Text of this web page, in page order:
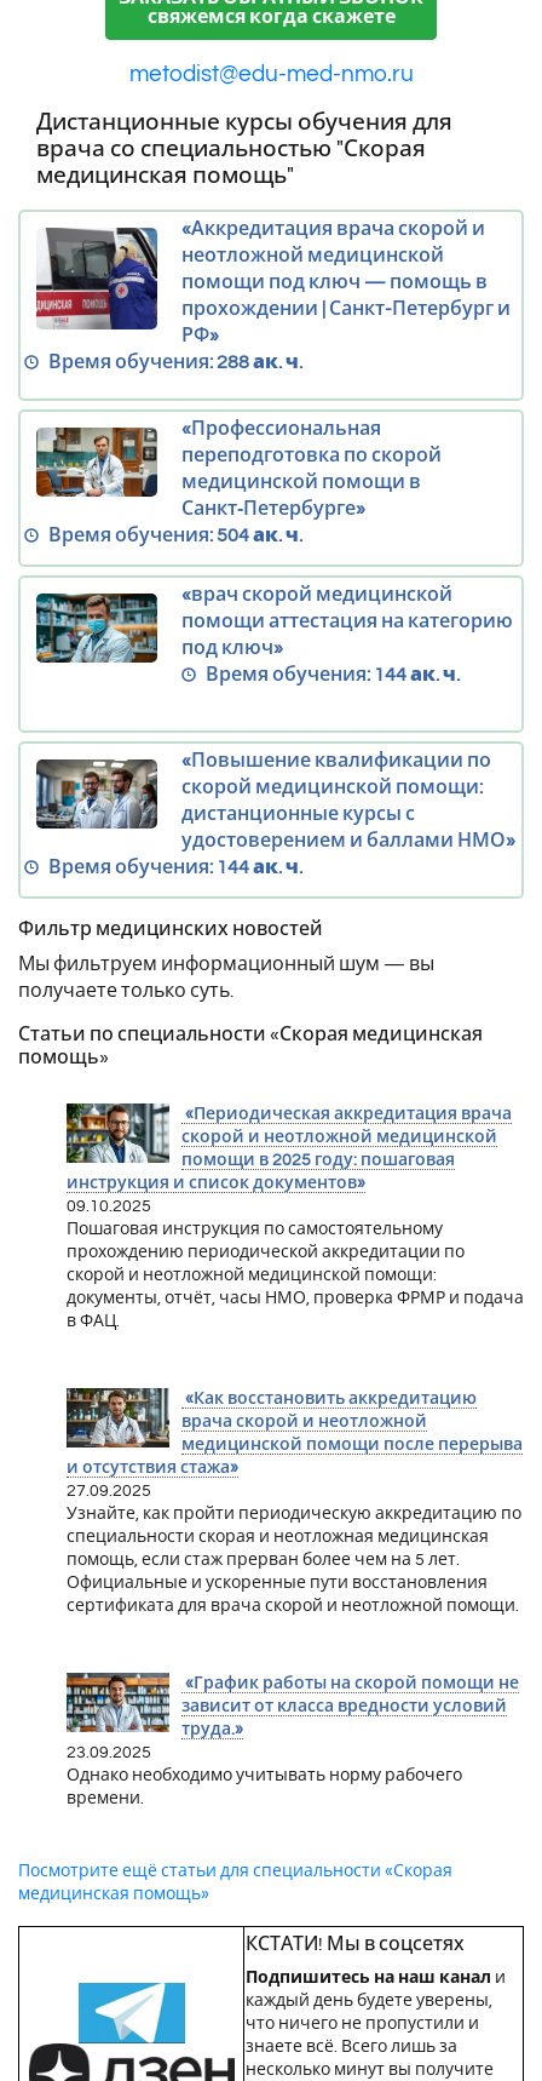
свяжемся когда скажете
metodist@edu-med-nmo.ru
Дистанционные курсы обучения для
врача со специальностью "Скорая
медицинская помощь"
«Аккредитация врача скорой и
неотложной медицинской
помощи под ключ — помощь в
прохождении | Санкт-Петербург и
РФ»
Время обучения:288 ак. ч.
«Профессиональная
переподготовка по скорой
медицинской помощи в
Санкт‑Петербурге»
Время обучения:504 ак. ч.
«врач скорой медицинской
помощи аттестация на категорию
под ключ»
Время обучения: 144 ак. ч.
«Повышение квалификации по
скорой медицинской помощи:
дистанционные курсы с
удостоверением и баллами НМО»
Время обучения: 144 ак. ч.
Фильтр медицинских новостей
Мы фильтруем информационный шум — вы
получаете только суть.
Статьи по специальности «Скорая медицинская
помощь»
«Периодическая аккредитация врача
скорой и неотложной медицинской
помощи в 2025 году: пошаговая
инструкция и список документов»
09.10.2025
Пошаговая инструкция по самостоятельному
прохождению периодической аккредитации по
скорой и неотложной медицинской помощи:
документы, отчёт, часы НМО, проверка ФРМР и подача
в ФАЦ.
«Как восстановить аккредитацию
врача скорой и неотложной
медицинской помощи после перерыва
и отсутствия стажа»
27.09.2025
Узнайте, как пройти периодическую аккредитацию по
специальности скорая и неотложная медицинская
помощь, если стаж прерван более чем на 5 лет.
Официальные и ускоренные пути восстановления
сертификата для врача скорой и неотложной помощи.
«График работы на скорой помощи не
зависит от класса вредности условий
труда.»
23.09.2025
Однако необходимо учитывать норму рабочего
времени.
Посмотрите ещё статьи для специальности «Скорая
медицинская помощь»
КСТАТИ! Мы в соцсетях
Подпишитесь на наш канал и
каждый день будете уверены,
что ничего не пропустили и
знаете всё. Всего лишь за
несколько минут вы получите